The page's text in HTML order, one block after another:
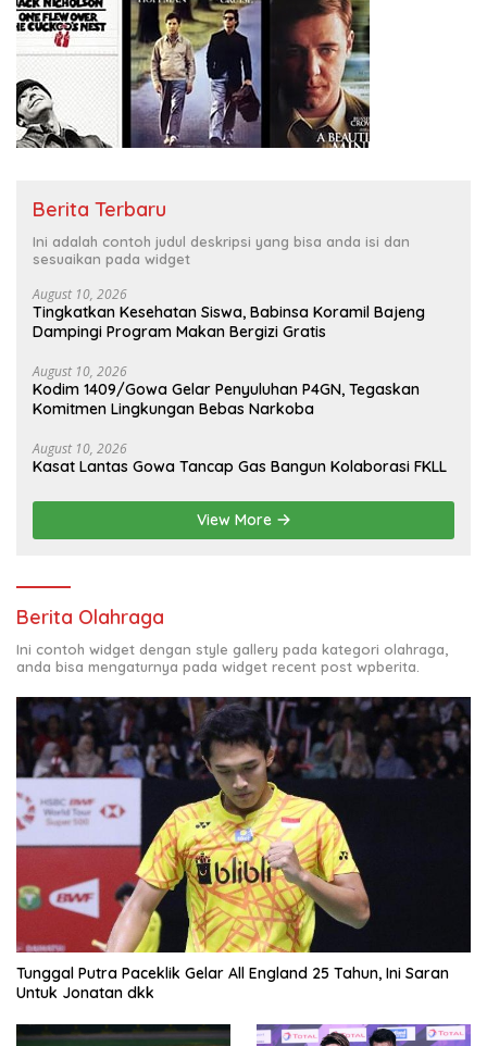
Berita Terbaru
Ini adalah contoh judul deskripsi yang bisa anda isi dan
sesuaikan pada widget
August 10, 2026
Tingkatkan Kesehatan Siswa, Babinsa Koramil Bajeng
Dampingi Program Makan Bergizi Gratis
August 10, 2026
Kodim 1409/Gowa Gelar Penyuluhan P4GN, Tegaskan
Komitmen Lingkungan Bebas Narkoba
August 10, 2026
Kasat Lantas Gowa Tancap Gas Bangun Kolaborasi FKLL
View More
Berita Olahraga
Ini contoh widget dengan style gallery pada kategori olahraga,
anda bisa mengaturnya pada widget recent post wpberita.
Tunggal Putra Paceklik Gelar All England 25 Tahun, Ini Saran
Untuk Jonatan dkk